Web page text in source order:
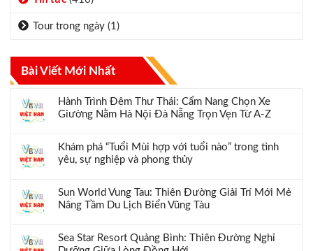
Tour trong ngày (1)
Bài Viết Mới Nhất
Hành Trình Đêm Thư Thái: Cẩm Nang Chọn Xe
Giường Nằm Hà Nội Đà Nẵng Trọn Vẹn Từ A-Z
Khám phá “Tuổi Mùi hợp với tuổi nào” trong tình
yêu, sự nghiệp và phong thủy
Sun World Vung Tau: Thiên Đường Giải Trí Mới Mẻ
Nâng Tầm Du Lịch Biển Vũng Tàu
Sea Star Resort Quảng Bình: Thiên Đường Nghỉ